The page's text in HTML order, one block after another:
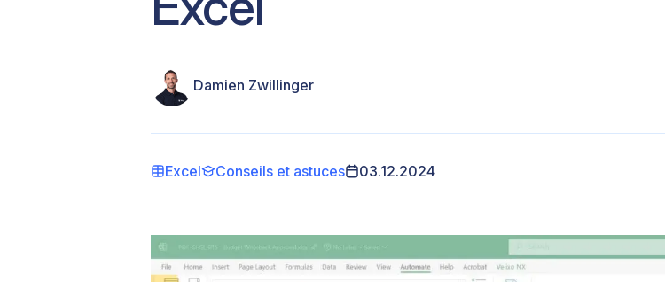
Damien Zwillinger
Excel Conseils et astuces 03.12.2024